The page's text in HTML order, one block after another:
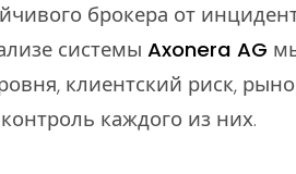
брокера от
системы Axonera AG
клиентский риск,
каждого из них.